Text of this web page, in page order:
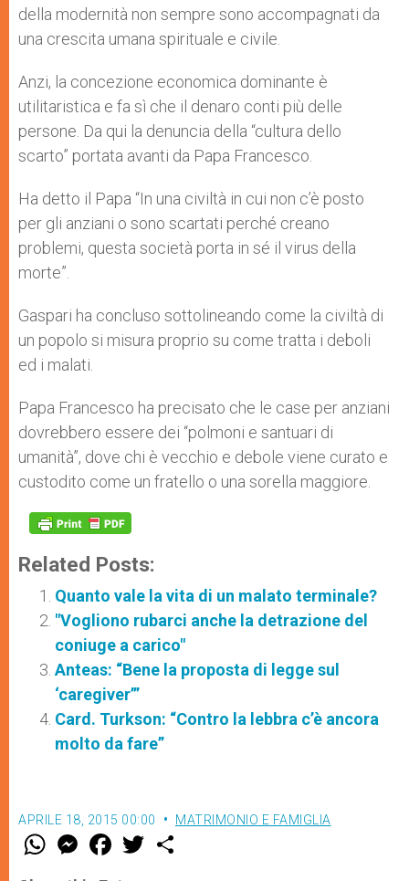
della modernità non sempre sono accompagnati da
una crescita umana spirituale e civile.
Anzi, la concezione economica dominante è
utilitaristica e fa sì che il denaro conti più delle
persone. Da qui la denuncia della “cultura dello
scarto” portata avanti da Papa Francesco.
Ha detto il Papa “In una civiltà in cui non c’è posto
per gli anziani o sono scartati perché creano
problemi, questa società porta in sé il virus della
morte”.
Gaspari ha concluso sottolineando come la civiltà di
un popolo si misura proprio su come tratta i deboli
ed i malati.
Papa Francesco ha precisato che le case per anziani
dovrebbero essere dei “polmoni e santuari di
umanità”, dove chi è vecchio e debole viene curato e
custodito come un fratello o una sorella maggiore.
Related Posts:
Quanto vale la vita di un malato terminale?
"Vogliono rubarci anche la detrazione del
coniuge a carico"
Anteas: “Bene la proposta di legge sul
‘caregiver’”
Card. Turkson: “Contro la lebbra c’è ancora
molto da fare”
APRILE 18, 2015 00:00 MATRIMONIO E FAMIGLIA
W M
e
F
a w